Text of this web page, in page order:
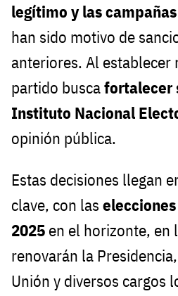
legítimo y las
han sido motivo de
anteriores. Al establecer
partido buscafortalecer
Instituto Nacional
opinión pública.
Estas decisiones llegan
clave, con las
2025 en el horizonte, en
renovarán la
Unión y diversos cargos